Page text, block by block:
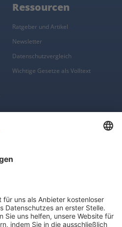
Ressourcen
Ratgeber und Artikel
Newsletter
Datenschutzvergleich
Wichtige Gesetze als Volltext
Online-Schulungs-Portal
Karriereportal